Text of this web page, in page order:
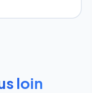
loin